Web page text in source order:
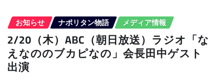
お知らせ ナポリタン物語 メディア情報
2/20（木）ABC（朝日放送）ラジオ「な
えなののブカピなの」会長田中ゲスト
出演